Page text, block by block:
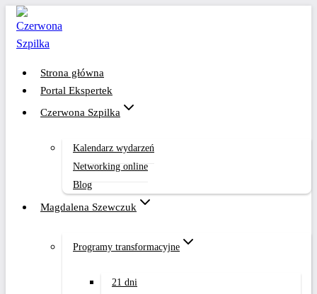
Przejdź
treści
Strona główna
Portal Ekspertek
Czerwona Szpilka
Kalendarz wydarzeń
Networking online
Blog
Magdalena Szewczuk
Programy transformacyjne
21 dni